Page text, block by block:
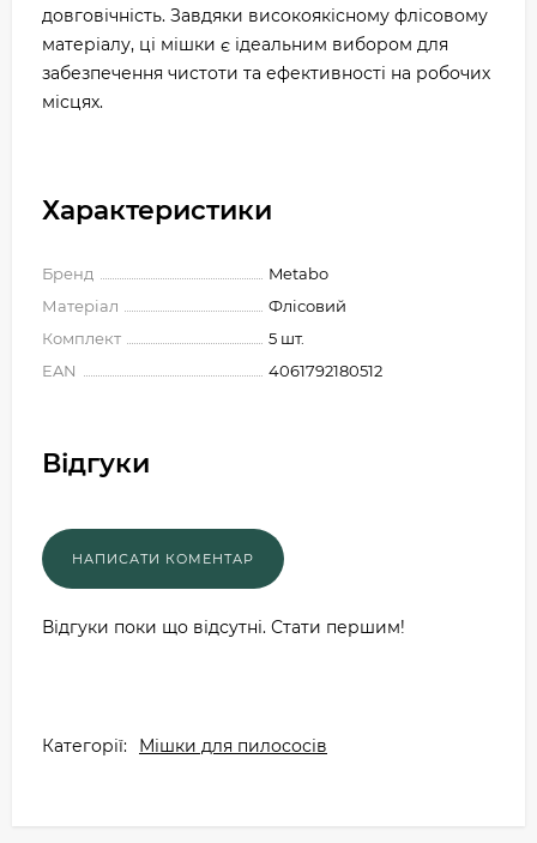
довговічність. Завдяки високоякісному флісовому
матеріалу, ці мішки є ідеальним вибором для
забезпечення чистоти та ефективності на робочих
місцях.
Характеристики
Бренд
Metabo
Матеріал
Флісовий
Комплект
5 шт.
EAN
4061792180512
Відгуки
Відгуки поки що відсутні. Стати першим!
Категорії: Мішки для пилососів